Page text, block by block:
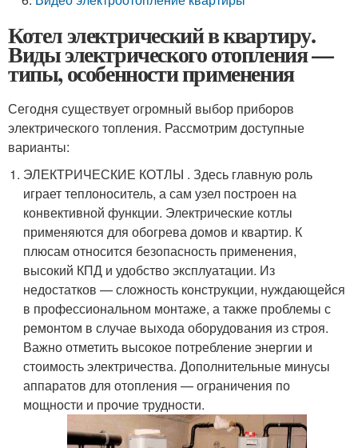
Котел электрический в квартиру.
Виды электрического отопления —
типы, особенности применения
Сегодня существует огромный выбор приборов
электрического топления. Рассмотрим доступные
варианты:
ЭЛЕКТРИЧЕСКИЕ КОТЛЫ . Здесь главную роль
играет теплоноситель, а сам узел построен на
конвективной функции. Электрические котлы
применяются для обогрева домов и квартир. К
плюсам относится безопасность применения,
высокий КПД и удобство эксплуатации. Из
недостатков — сложность конструкции, нуждающейся
в профессиональном монтаже, а также проблемы с
ремонтом в случае выхода оборудования из строя.
Важно отметить высокое потребление энергии и
стоимость электричества. Дополнительные минусы
аппаратов для отопления — ограничения по
мощности и прочие трудности.